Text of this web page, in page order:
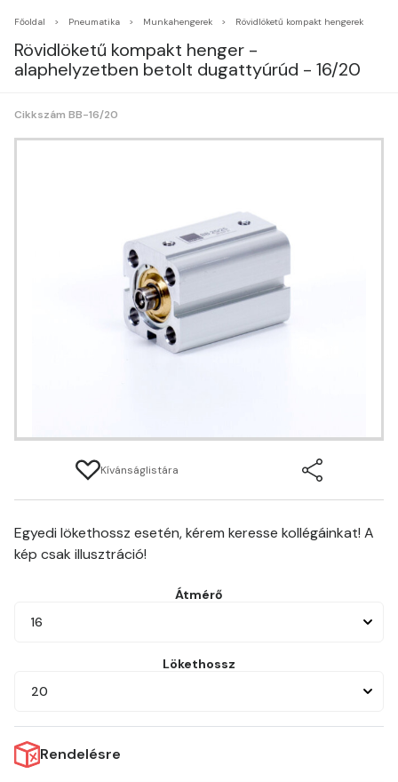
Főoldal Pneumatika Munkahengerek Rövidlöketű kompakt hengerek
Rövidlöketű kompakt henger -
alaphelyzetben betolt dugattyúrúd - 16/20
Cikkszám BB-16/20
Kívánságlistára
Egyedi lökethossz esetén, kérem keresse kollégáinkat! A
kép csak illusztráció!
Átmérő
16
Lökethossz
20
Rendelésre